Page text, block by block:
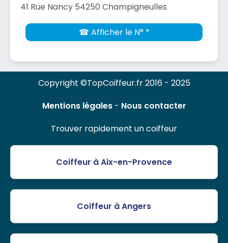
41 Rue Nancy 54250 Champigneulles
☎ Afficher le N° *
Copyright ©TopCoiffeur.fr 2016 - 2025
Mentions légales- Nous contacter
Trouver rapidement un coiffeur
Coiffeur à Aix-en-Provence
Coiffeur à Angers